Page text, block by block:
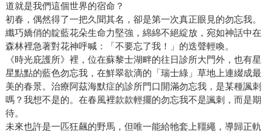
道就是我們這個世界的宿命？
初春，偶然得了一把久聞其名，卻是第一次真正眼見的勿忘我。
纖巧嬌俏的靛藍花朵生命力堅強，綿綿不絕綻放，宛如神話中在
森林裡急著對花神呼喊：「不要忘了我！」的迭聲輕喚。
《時光庇護所》裡，位在蘇黎士湖畔的往日診所大門外，也有星
星點點的藍色勿忘我，在鮮翠欲滴的「瑞士綠」草地上連綴成最
美的春景。治療阿茲海默症的診所門口開滿勿忘我，是某種諷刺
嗎？我想不是的。在春風裡款款輕擺的勿忘我不是諷刺，而是期
待。
未來也許是一匹狂飆的野馬，但唯一能給牠套上韁繩，導歸正軌